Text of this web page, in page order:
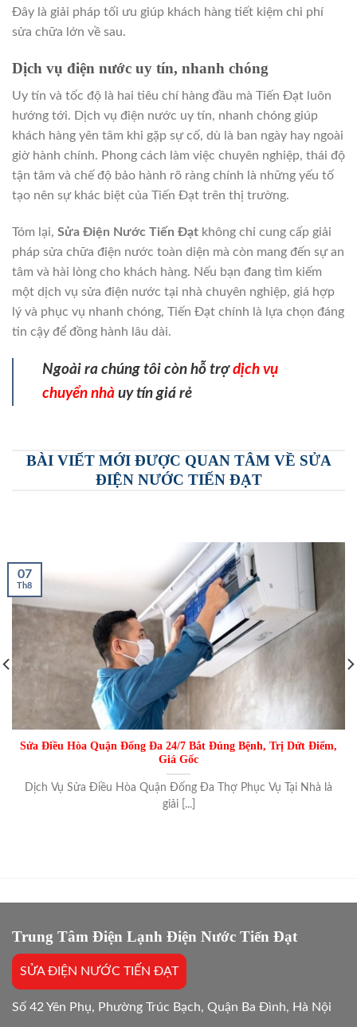
Đây là giải pháp tối ưu giúp khách hàng tiết kiệm chi phí
sửa chữa lớn về sau.
Dịch vụ điện nước uy tín, nhanh chóng
Uy tín và tốc độ là hai tiêu chí hàng đầu mà Tiến Đạt luôn
hướng tới. Dịch vụ điện nước uy tín, nhanh chóng giúp
khách hàng yên tâm khi gặp sự cố, dù là ban ngày hay ngoài
giờ hành chính. Phong cách làm việc chuyên nghiệp, thái độ
tận tâm và chế độ bảo hành rõ ràng chính là những yếu tố
tạo nên sự khác biệt của Tiến Đạt trên thị trường.
Tóm lại, Sửa Điện Nước Tiến Đạt không chỉ cung cấp giải
pháp sửa chữa điện nước toàn diện mà còn mang đến sự an
tâm và hài lòng cho khách hàng. Nếu bạn đang tìm kiếm
một dịch vụ sửa điện nước tại nhà chuyên nghiệp, giá hợp
lý và phục vụ nhanh chóng, Tiến Đạt chính là lựa chọn đáng
tin cậy để đồng hành lâu dài.
Ngoài ra chúng tôi còn hỗ trợdịch vụ
chuyển nhà uy tín giá rẻ
BÀI VIẾT MỚI ĐƯỢC QUAN TÂM VỀ SỬA
ĐIỆN NƯỚC TIẾN ĐẠT
Sửa Điều Hòa Quận Đống Đa 24/7 Bắt Đúng Bệnh, Trị Dứt Điểm,
Giá Gốc
Dịch Vụ Sửa Điều Hòa Quận Đống Đa Thợ Phục Vụ Tại Nhà là
giải [...]
07
Th8
Trung Tâm Điện Lạnh Điện Nước Tiến Đạt
SỬA ĐIỆN NƯỚC TIẾN ĐẠT
Số 42 Yên Phụ, Phường Trúc Bạch, Quận Ba Đình, Hà Nội